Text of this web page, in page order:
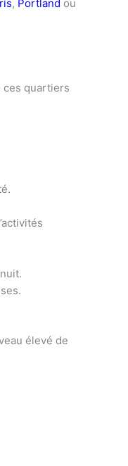
, Portland ou
ces quartiers
élevé de